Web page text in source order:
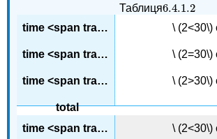
\ (2<30\)
\ (2=30\)
\ (2>30\)
\ (2<30\)
Таблиця6.4.1.2
6.4.1.2